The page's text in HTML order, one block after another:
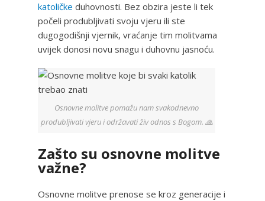
katoličke duhovnosti. Bez obzira jeste li tek
počeli produbljivati svoju vjeru ili ste
dugogodišnji vjernik, vraćanje tim molitvama
uvijek donosi novu snagu i duhovnu jasnoću.
Osnovne molitve pomažu nam svakodnevno
produbljivati vjeru i održavati živ odnos s Bogom. 🙏
Zašto su osnovne molitve
važne?
Osnovne molitve prenose se kroz generacije i